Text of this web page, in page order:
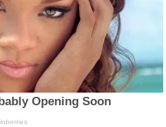
Opening Soon